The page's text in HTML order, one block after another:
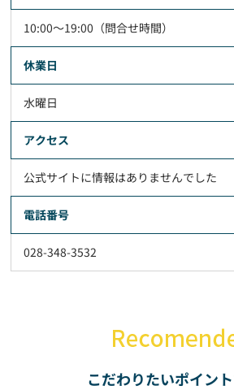
10:00～19:00（問合せ時間）
休業日
水曜日
アクセス
公式サイトに情報はありませんでした
電話番号
028-348-3532
こだわりたいポイン